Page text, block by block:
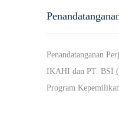
Penandatanganan
IKAHI dan PT. BSI
Program